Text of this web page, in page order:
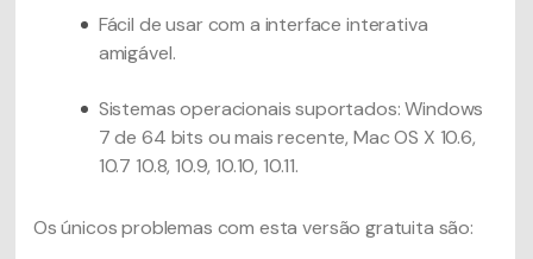
Fácil de usar com a interface interativa
amigável.
Sistemas operacionais suportados: Windows
7 de 64 bits ou mais recente, Mac OS X 10.6,
10.7 10.8, 10.9, 10.10, 10.11.
Os únicos problemas com esta versão gratuita são: